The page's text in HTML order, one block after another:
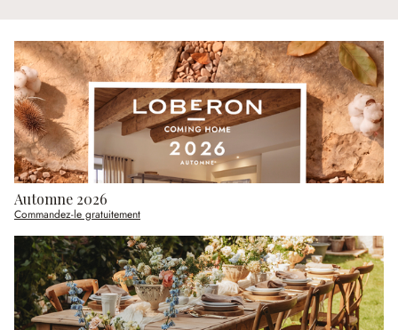
Automne 2026
Commandez-le gratuitement